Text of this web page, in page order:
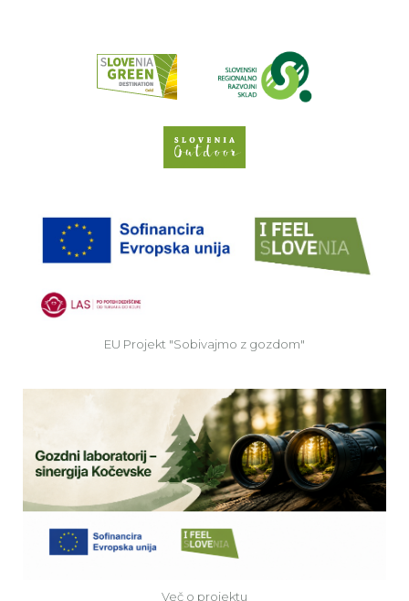
EU Projekt "Sobivajmo z gozdom"
Več o projektu